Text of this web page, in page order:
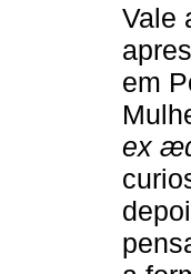
Vale
em
ex